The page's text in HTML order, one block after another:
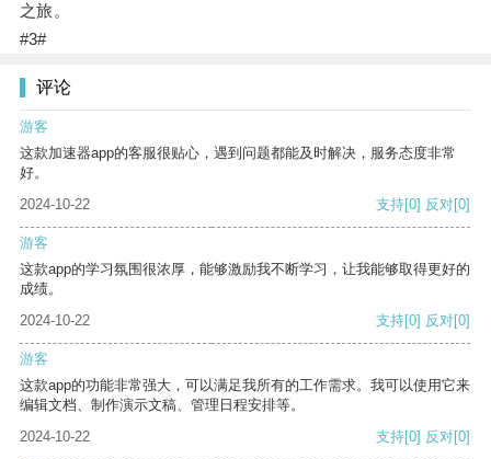
之旅。
#3#
评论
游客
这款加速器app的客服很贴心，遇到问题都能及时解决，服务态度非常
好。
2024-10-22
支持[0] 反对[0]
游客
这款app的学习氛围很浓厚，能够激励我不断学习，让我能够取得更好的
成绩。
2024-10-22
支持[0] 反对[0]
游客
这款app的功能非常强大，可以满足我所有的工作需求。我可以使用它来
编辑文档、制作演示文稿、管理日程安排等。
2024-10-22
支持[0] 反对[0]